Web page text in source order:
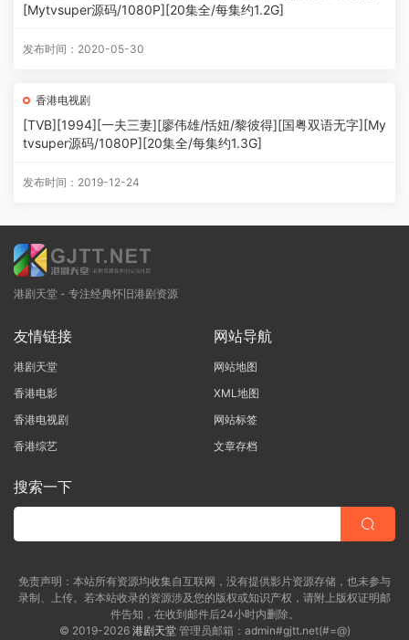
[Mytvsuper源码/1080P][20集全/每集约1.2G]
发布时间：2020-05-30
香港电视剧
[TVB][1994][一夫三妻][廖伟雄/恬妞/黎彼得][国粤双语无字][My
tvsuper源码/1080P][20集全/每集约1.3G]
发布时间：2019-12-24
港剧天堂 - 专注经典怀旧港剧资源
友情链接
港剧天堂
香港电影
香港电视剧
香港综艺
网站导航
网站地图
XML地图
网站标签
文章存档
搜索一下
免责声明：本站所有资源均收集自互联网，没有提供影片资源存储，也未参与
录制、上传。若本站收录的资源涉及您的版权或知识产权，请附上版权证明邮
件告知，在收到邮件后24小时内删除。
© 2019-2026 港剧天堂管理员邮箱：admin#gjtt.net(#=@)